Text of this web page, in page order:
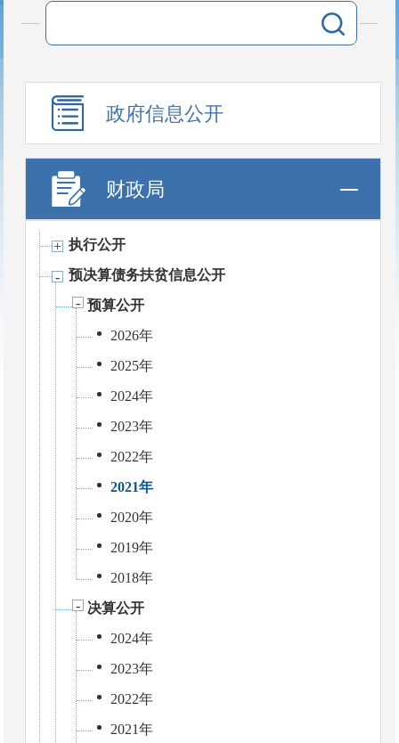
政府信息公开
财政局
执行公开
预决算债务扶贫信息公开
预算公开
2026年
2025年
2024年
2023年
2022年
2021年
2020年
2019年
2018年
决算公开
2024年
2023年
2022年
2021年